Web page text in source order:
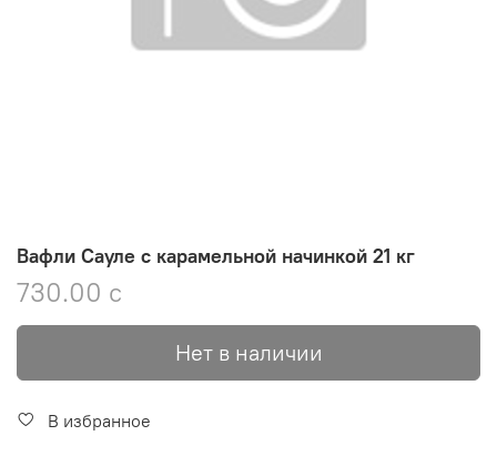
Вафли Сауле с карамельной начинкой 21 кг
730.00 с
Нет в наличии
В избранное